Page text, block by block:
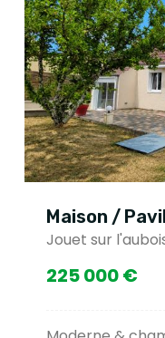
Maison /
Jouet sur
225 000 €